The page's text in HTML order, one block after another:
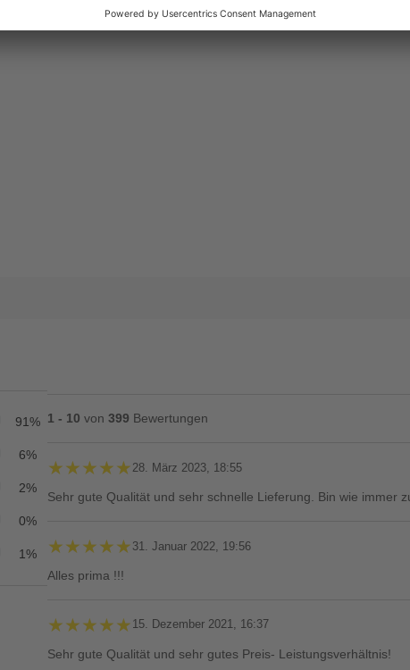
91%
6%
2%
0%
1%
1 - 10 von 399 Bewertungen
★★★★★
★★★★★ 28. März 2023, 18:55
Sehr gute Qualität und sehr schnelle Lieferung. Bin wie immer
★★★★★
★★★★★ 31. Januar 2022, 19:56
Alles prima !!!
★★★★★
★★★★★ 15. Dezember 2021, 16:37
Sehr gute Qualität und sehr gutes Preis- Leistungsverhältnis!